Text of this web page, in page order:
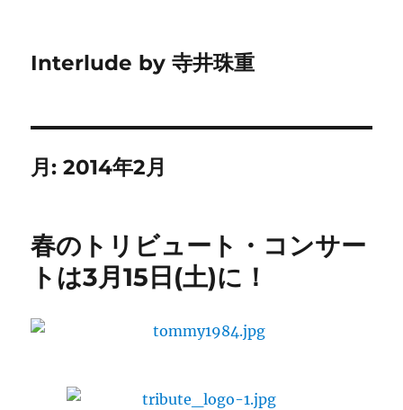
Interlude by 寺井珠重
月:2014年2月
春のトリビュート・コンサー
トは3月15日(土)に！